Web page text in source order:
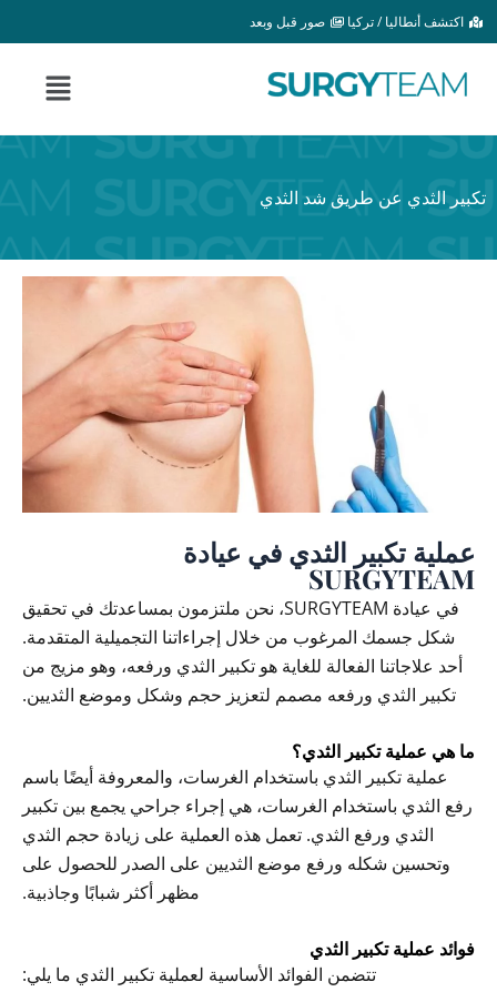
تخطي
إلى
المحتوى
اكتشف أنطاليا / تركيا صور قبل وبعد
القائمة
تكبير الثدي عن طريق شد الثدي
عملية تكبير الثدي في عيادة
SURGYTEAM
في عيادة SURGYTEAM، نحن ملتزمون بمساعدتك في تحقيق
شكل جسمك المرغوب من خلال إجراءاتنا التجميلية المتقدمة.
أحد علاجاتنا الفعالة للغاية هو تكبير الثدي ورفعه، وهو مزيج من
تكبير الثدي ورفعه مصمم لتعزيز حجم وشكل وموضع الثديين.
ما هي عملية تكبير الثدي؟
عملية تكبير الثدي باستخدام الغرسات، والمعروفة أيضًا باسم
رفع الثدي باستخدام الغرسات، هي إجراء جراحي يجمع بين تكبير
الثدي ورفع الثدي. تعمل هذه العملية على زيادة حجم الثدي
وتحسين شكله ورفع موضع الثديين على الصدر للحصول على
مظهر أكثر شبابًا وجاذبية.
فوائد عملية تكبير الثدي
تتضمن الفوائد الأساسية لعملية تكبير الثدي ما يلي: